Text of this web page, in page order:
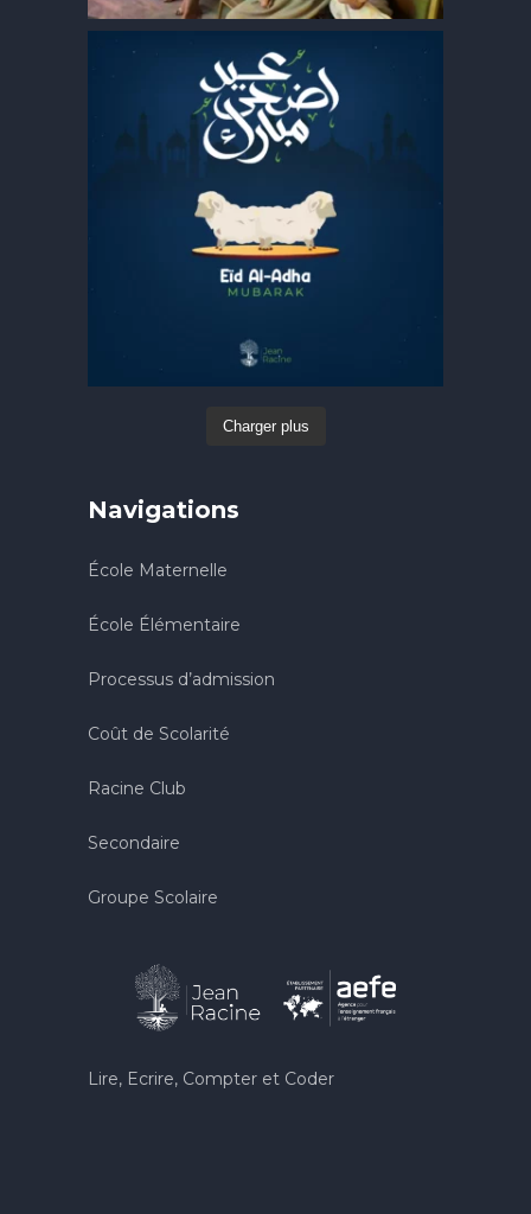
Charger plus
Navigations
École Maternelle
École Élémentaire
Processus d’admission
Coût de Scolarité
Racine Club
Secondaire
Groupe Scolaire
Lire, Ecrire, Compter et Coder